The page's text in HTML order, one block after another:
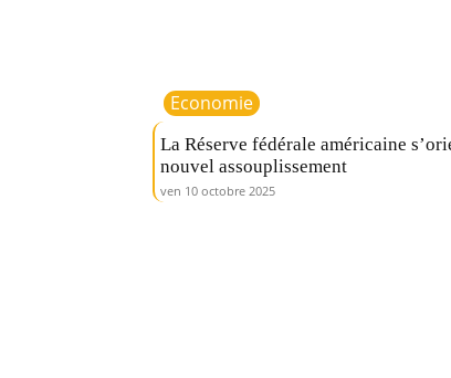
Economie
La Réserve fédérale américaine
nouvel assouplissement
ven 10 octobre 2025